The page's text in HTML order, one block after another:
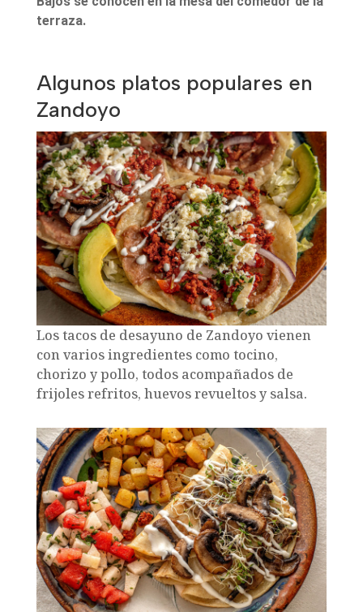
terraza.
Algunos platos populares en
Zandoyo
Los tacos de desayuno de Zandoyo vienen
con varios ingredientes como tocino,
chorizo ​​y pollo, todos acompañados de
frijoles refritos, huevos revueltos y salsa.